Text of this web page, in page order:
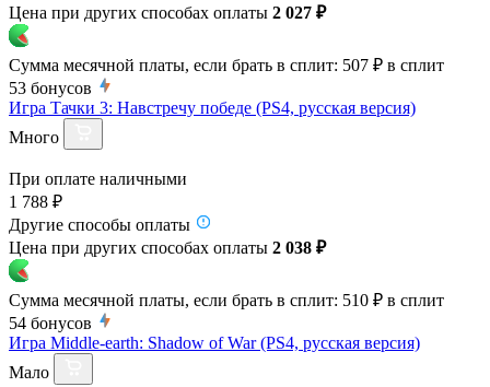
Цена при других способах оплаты 2 027 ₽
Сумма месячной платы, если брать в сплит: 507 ₽ в сплит
53 бонусов
Игра Тачки 3: Навстречу победе (PS4, русская версия)
Много
При оплате наличными
1 788 ₽
Другие способы оплаты
Цена при других способах оплаты 2 038 ₽
Сумма месячной платы, если брать в сплит: 510 ₽ в сплит
54 бонусов
Игра Middle-earth: Shadow of War (PS4, русская версия)
Мало